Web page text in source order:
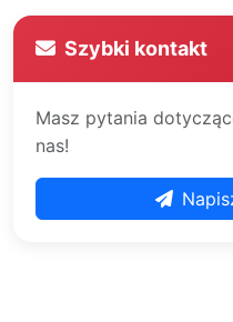
Szybki kontakt
Masz pytania
nas!